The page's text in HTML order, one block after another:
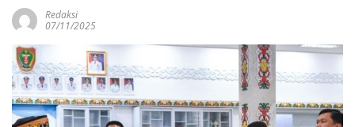
Redaksi
07/11/2025